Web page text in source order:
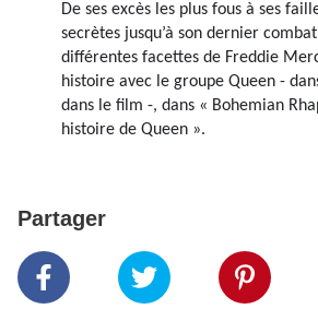
De ses excès les plus fous à ses
secrètes jusqu’à son dernier
différentes facettes de Freddie
histoire avec le groupe Queen -
dans le film -, dans « Bohemian
histoire de Queen ».
Partager